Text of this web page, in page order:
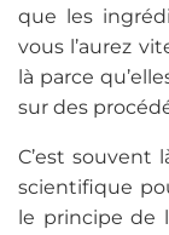
que les
vous l’aurez
là parce
sur des
C’est souvent
scientifique
le principe de